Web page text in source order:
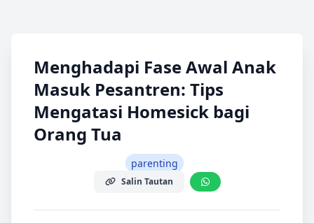
Menghadapi Fase Awal Anak
Masuk Pesantren: Tips
Mengatasi Homesick bagi
Orang Tua
parenting
Salin Tautan